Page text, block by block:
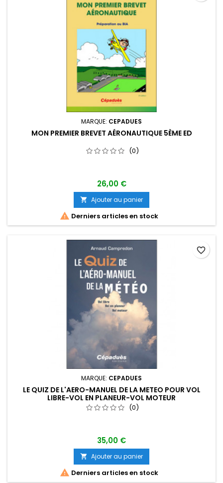
MARQUE: CEPADUES
MON PREMIER BREVET AÉRONAUTIQUE 5ÈME ED
(0)
26,00 €
 Ajouter au panier
 Derniers articles en stock
MARQUE: CEPADUES
LE QUIZ DE L'AERO-MANUEL DE LA METEO POUR VOL
LIBRE-VOL EN PLANEUR-VOL MOTEUR
(0)
35,00 €
 Ajouter au panier
 Derniers articles en stock
favorite_border